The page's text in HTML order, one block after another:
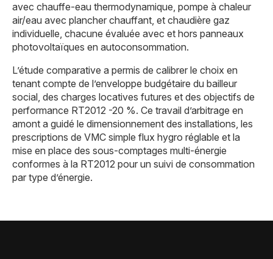
avec chauffe-eau thermodynamique, pompe à chaleur
air/eau avec plancher chauffant, et chaudière gaz
individuelle, chacune évaluée avec et hors panneaux
photovoltaïques en autoconsommation.
L’étude comparative a permis de calibrer le choix en
tenant compte de l’enveloppe budgétaire du bailleur
social, des charges locatives futures et des objectifs de
performance RT2012 -20 %. Ce travail d’arbitrage en
amont a guidé le dimensionnement des installations, les
prescriptions de VMC simple flux hygro réglable et la
mise en place des sous-comptages multi-énergie
conformes à la RT2012 pour un suivi de consommation
par type d’énergie.